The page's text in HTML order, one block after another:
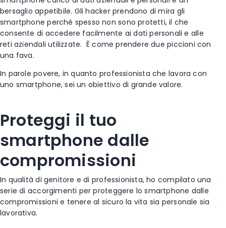
bersaglio appetibile. Gli hacker prendono di mira gli
smartphone perché spesso non sono protetti, il che
consente di accedere facilmente ai dati personali e alle
reti aziendali utilizzate. È come prendere due piccioni con
una fava.
In parole povere, in quanto professionista che lavora con
uno smartphone, sei un obiettivo di grande valore.
Proteggi il tuo
smartphone dalle
compromissioni
In qualità di genitore e di professionista, ho compilato una
serie di accorgimenti per proteggere lo smartphone dalle
compromissioni e tenere al sicuro la vita sia personale sia
lavorativa.